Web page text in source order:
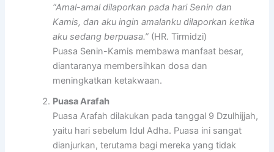
“Amal-amal dilaporkan pada hari Senin dan
Kamis, dan aku ingin amalanku dilaporkan ketika
aku sedang berpuasa.” (HR. Tirmidzi)
Puasa Senin-Kamis membawa manfaat besar,
diantaranya membersihkan dosa dan
meningkatkan ketakwaan.
Puasa Arafah
Puasa Arafah dilakukan pada tanggal 9 Dzulhijjah,
yaitu hari sebelum Idul Adha. Puasa ini sangat
dianjurkan, terutama bagi mereka yang tidak